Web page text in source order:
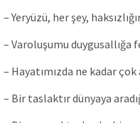
– Yeryüzü, her şey,
– Varoluşumu duygusallığa
– Hayatımızda ne kadar
– Bir taslaktır dünyaya